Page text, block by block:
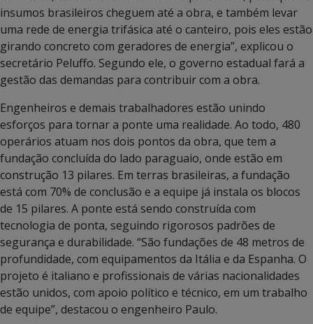
insumos brasileiros cheguem até a obra, e também levar
uma rede de energia trifásica até o canteiro, pois eles estão
girando concreto com geradores de energia”, explicou o
secretário Peluffo. Segundo ele, o governo estadual fará a
gestão das demandas para contribuir com a obra.
Engenheiros e demais trabalhadores estão unindo
esforços para tornar a ponte uma realidade. Ao todo, 480
operários atuam nos dois pontos da obra, que tem a
fundação concluída do lado paraguaio, onde estão em
construção 13 pilares. Em terras brasileiras, a fundação
está com 70% de conclusão e a equipe já instala os blocos
de 15 pilares. A ponte está sendo construída com
tecnologia de ponta, seguindo rigorosos padrões de
segurança e durabilidade. “São fundações de 48 metros de
profundidade, com equipamentos da Itália e da Espanha. O
projeto é italiano e profissionais de várias nacionalidades
estão unidos, com apoio político e técnico, em um trabalho
de equipe”, destacou o engenheiro Paulo.